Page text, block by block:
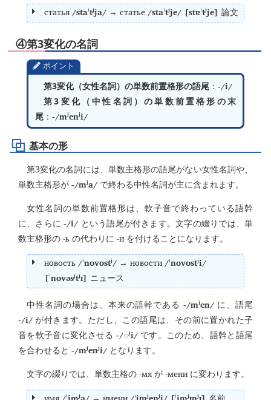
статья/staˈtʲja/→ статье/staˈtʲje/ [stɐˈtʲje] 論文
④第3変化の名詞
ポイント
第3変化（女性名詞）の単数前置格形の語尾 ：-/i/
第3変化（中性名詞）の単数前置格形の末
尾 ：-/mʲenʲi/
基本の形
第3変化の名詞には、単数主格形の語尾がない女性名詞や、
単数主格形が -/mʲa/ で終わる中性名詞が主に含まれます。
女性名詞の単数前置格形は、軟子音で終わっている語幹
に、さらに-/i/ という語尾が付きます。文字の綴りでは、単
数主格形の -ь の代わりに -и を付けることになります。
новость/ˈnovostʲ/→ новости/ˈnovostʲi/
[ˈnovəsʲtʲɪ] ニュース
中性名詞の場合は、本来の語幹である-/mʲen/ に、語尾
-/i/ が付きます。ただし、この語尾は、その前に置かれた子
音を軟子音に変化させる -/◌ʲi/です。このため、語幹と語尾
を合わせると -/mʲenʲi/ となります。
文字の綴りでは、単数主格の -мя が -мени に変わります。